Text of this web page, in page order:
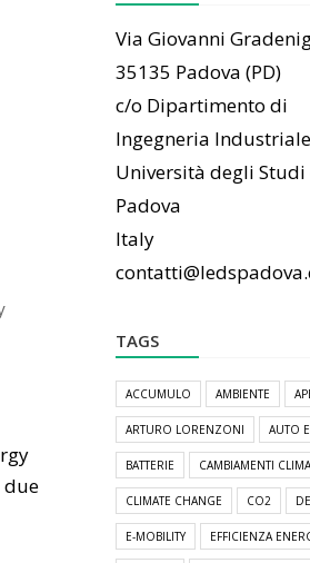
due
Via Giovanni
35135 Padova (PD)
c/o Dipartimento di
Ingegneria Industriale
Università degli Studi
Padova
Italy
TAGS
ACCUMULO AMBIENTE
ARTURO LORENZONI AUTO
BATTERIE CAMBIAMENTI
CLIMATE CHANGE CO2
E-MOBILITY EFFICIENZA